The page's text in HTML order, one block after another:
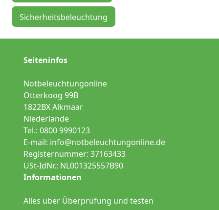
Sicherheitsbeleuchtung
Seiteninfos
Notbeleuchtungonline
Otterkoog 99B
1822BX Alkmaar
Niederlande
Tel.: 0800 9990123
E-mail: info@notbeleuchtungonline.de
Registernummer: 37163433
USt-IdNr.: NL001325557B90
Informationen
Alles über Überprüfung und testen